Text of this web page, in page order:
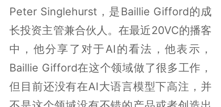
Peter Singlehurst ，是 Baillie Gifford的成
长投资主管兼合伙人。在最近20VC的播客
中，他分享了对于AI的看法，他表示，
Baillie Gifford在这个领域做了很多工作，
但目前还没有在AI大语言模型下高注，并